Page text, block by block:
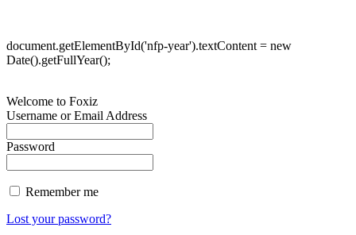
document.getElementById('nfp-year').textContent = new
Date().getFullYear();
Welcome to Foxiz
Username or Email Address
Password
Remember me
Lost your password?